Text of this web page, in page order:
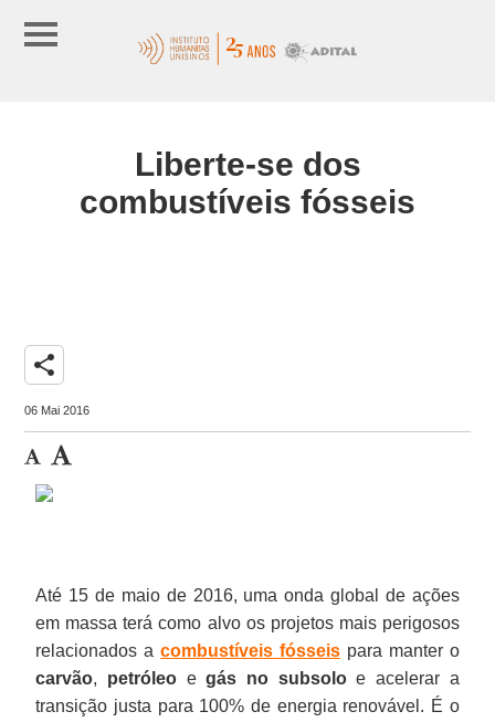
Liberte-se dos
combustíveis fósseis
share
06 Mai 2016
Até 15 de maio de 2016, uma onda global de ações
em massa terá como alvo os projetos mais perigosos
relacionados acombustíveis fósseis para manter o
carvão, petróleo egás no subsoloe acelerar a
transição justa para 100% de energia renovável. É o